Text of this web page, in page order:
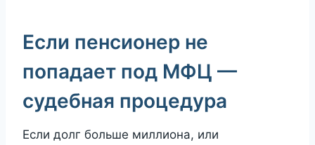
Если пенсионер не
попадает под МФЦ —
судебная процедура
Если долг больше миллиона, или